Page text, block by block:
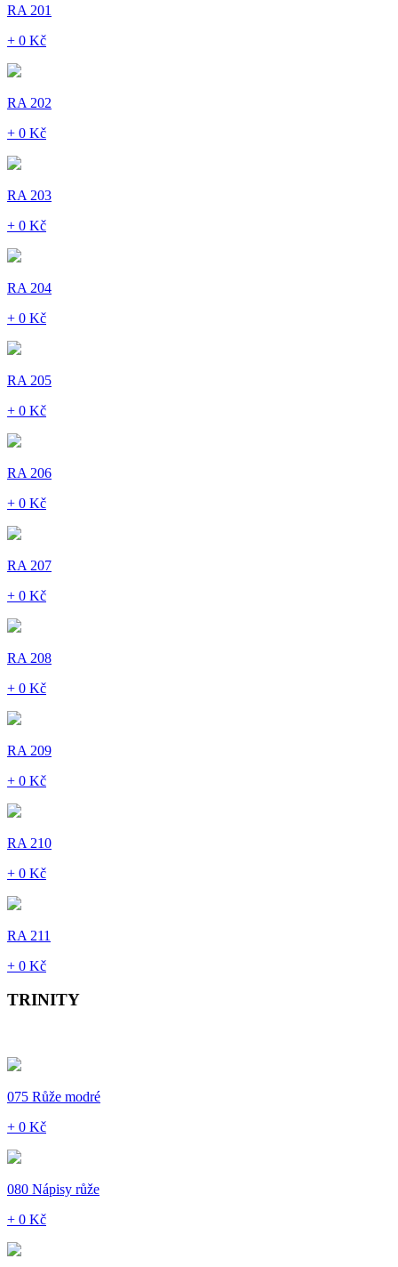
RA 201
+ 0 Kč
RA 202
+ 0 Kč
RA 203
+ 0 Kč
RA 204
+ 0 Kč
RA 205
+ 0 Kč
RA 206
+ 0 Kč
RA 207
+ 0 Kč
RA 208
+ 0 Kč
RA 209
+ 0 Kč
RA 210
+ 0 Kč
RA 211
+ 0 Kč
TRINITY
075 Růže modré
+ 0 Kč
080 Nápisy růže
+ 0 Kč